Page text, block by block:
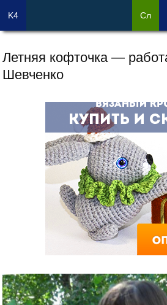
Летняя кофточка —
Шевченко
K4 Сл